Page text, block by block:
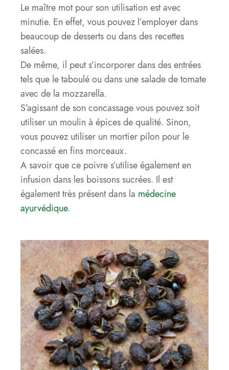
Le maître mot pour son utilisation est avec
minutie. En effet, vous pouvez l’employer dans
beaucoup de desserts ou dans des recettes
salées.
De même, il peut s’incorporer dans des entrées
tels que le taboulé ou dans une salade de tomate
avec de la mozzarella.
S’agissant de son concassage vous pouvez soit
utiliser un moulin à épices de qualité. Sinon,
vous pouvez utiliser un mortier pilon pour le
concassé en fins morceaux.
A savoir que ce poivre s’utilise également en
infusion dans les boissons sucrées. Il est
également très présent dans la médecine
ayurvédique.